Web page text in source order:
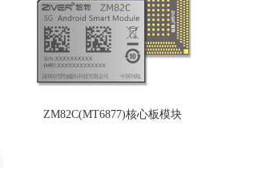
ZM82C(MT6877)核心板模块